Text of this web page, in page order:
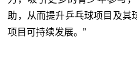
助，从而提升乒乓球项目及其
项目可持续发展。”